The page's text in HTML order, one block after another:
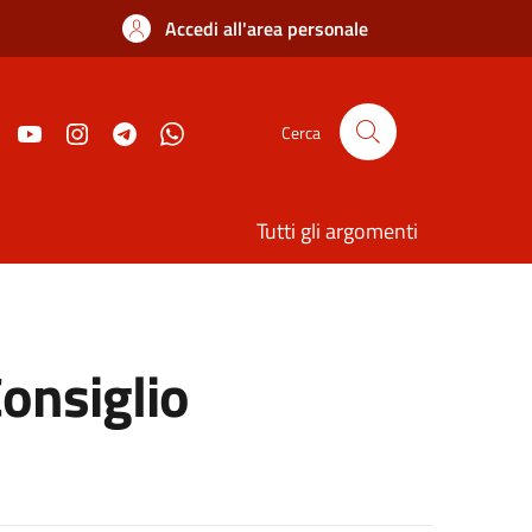
Accedi all'area personale
Cerca
Tutti gli argomenti